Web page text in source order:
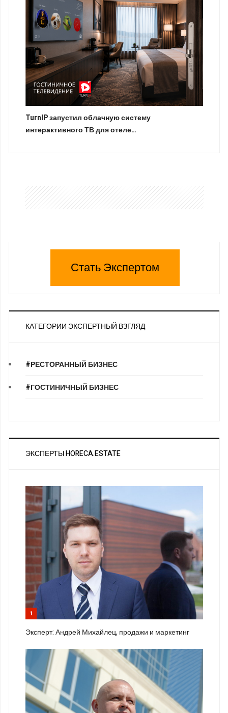
TurnIP запустил облачную систему
интерактивного ТВ для отеле…
Стать Экспертом
КАТЕГОРИИ ЭКСПЕРТНЫЙ ВЗГЛЯД
#РЕСТОРАННЫЙ БИЗНЕС
#ГОСТИНИЧНЫЙ БИЗНЕС
ЭКСПЕРТЫ HORECA.ESTATE
1
Эксперт: Андрей Михайлец, продажи и маркетинг